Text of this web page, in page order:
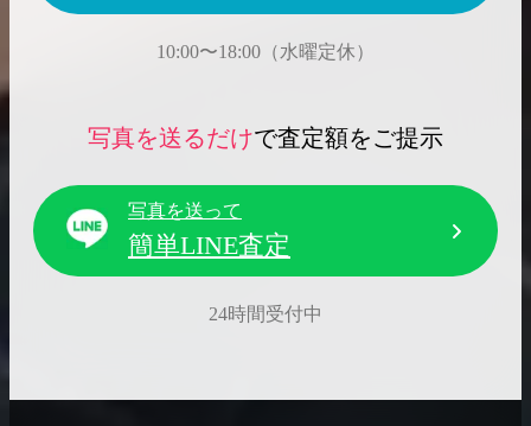
10:00〜18:00（水曜定休）
写真を送るだけで査定額をご提示
写真を送って
簡単LINE査定
24時間受付中